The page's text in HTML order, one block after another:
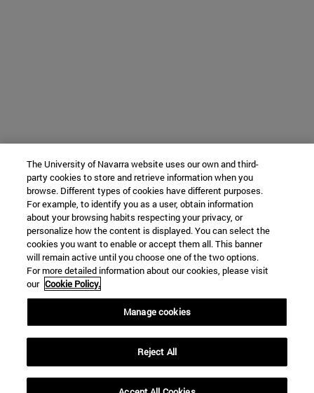
The University of Navarra website uses our own and third-
party cookies to store and retrieve information when you
browse. Different types of cookies have different purposes.
For example, to identify you as a user, obtain information
about your browsing habits respecting your privacy, or
personalize how the content is displayed. You can select the
cookies you want to enable or accept them all. This banner
will remain active until you choose one of the two options.
For more detailed information about our cookies, please visit
our Cookie Policy.
Manage cookies
Reject All